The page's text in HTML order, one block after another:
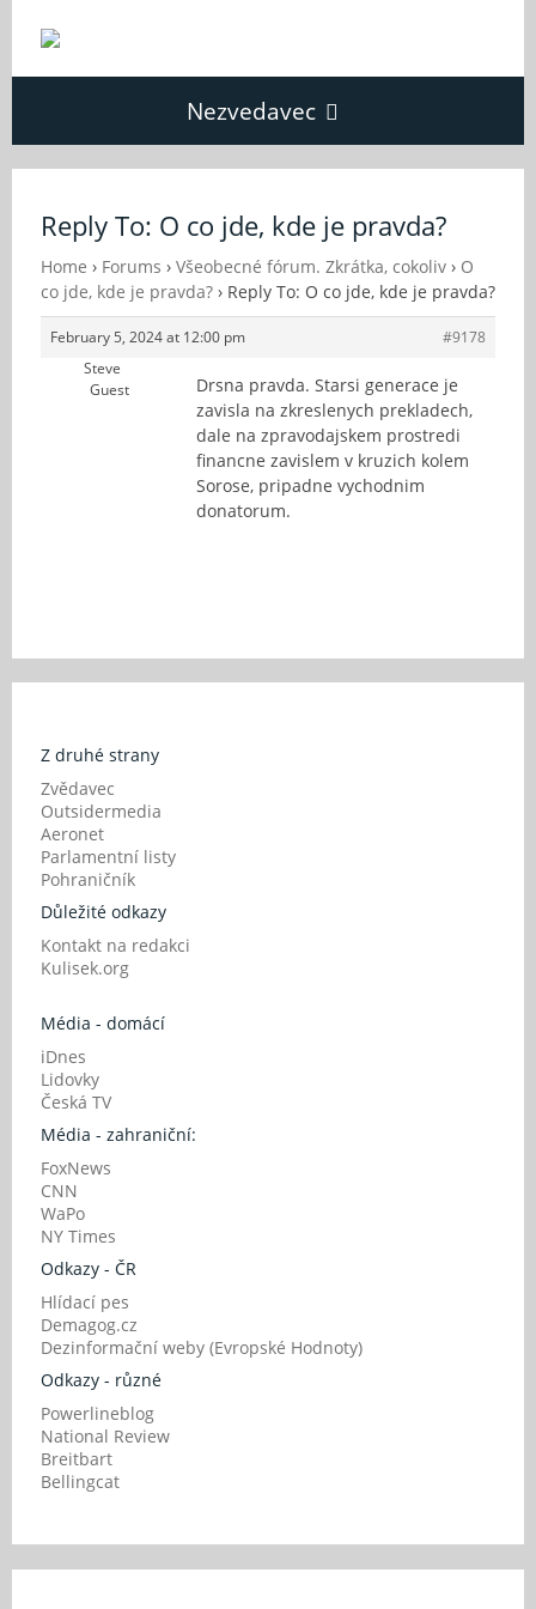
Nezvedavec
Fórum
O Nezvědavci
Kontakt
Reply To: O co jde, kde je pravda?
Home › Forums › Všeobecné fórum. Zkrátka, cokoliv › O
co jde, kde je pravda? › Reply To: O co jde, kde je pravda?
February 5, 2024 at 12:00 pm
#9178
Steve
Guest
Drsna pravda. Starsi generace je
zavisla na zkreslenych prekladech,
dale na zpravodajskem prostredi
financne zavislem v kruzich kolem
Sorose, pripadne vychodnim
donatorum.
Z druhé strany
Zvědavec
Outsidermedia
Aeronet
Parlamentní listy
Pohraničník
Důležité odkazy
Kontakt na redakci
Kulisek.org
Média - domácí
iDnes
Lidovky
Česká TV
Média - zahraniční:
FoxNews
CNN
WaPo
NY Times
Odkazy - ČR
Hlídací pes
Demagog.cz
Dezinformační weby (Evropské Hodnoty)
Odkazy - různé
Powerlineblog
National Review
Breitbart
Bellingcat